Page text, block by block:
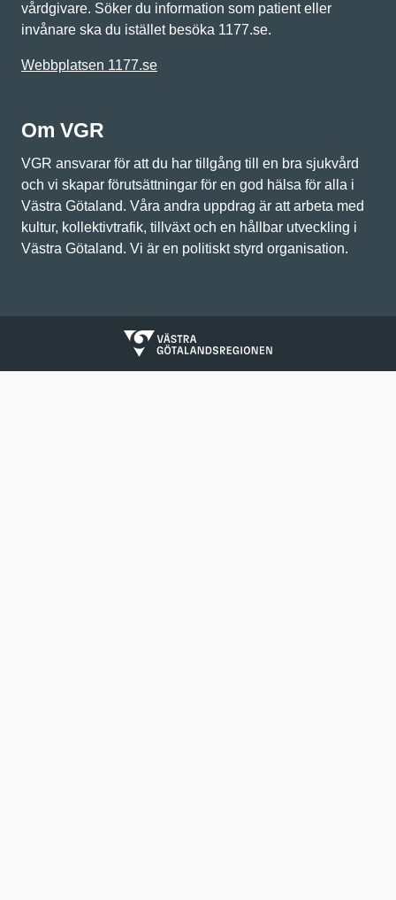
vårdgivare. Söker du information som patient eller
invånare ska du istället besöka 1177.se.
Webbplatsen 1177.se
Om VGR
VGR ansvarar för att du har tillgång till en bra sjukvård
och vi skapar förutsättningar för en god hälsa för alla i
Västra Götaland. Våra andra uppdrag är att arbeta med
kultur, kollektivtrafik, tillväxt och en hållbar utveckling i
Västra Götaland. Vi är en politiskt styrd organisation.